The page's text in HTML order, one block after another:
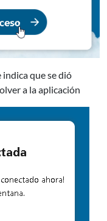
que se dió
a la aplicación